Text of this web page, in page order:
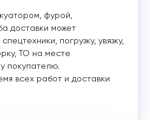
фурой,
доставки может
погрузку, увязку,
ТО на месте
покупателю.
всех работ и доставки